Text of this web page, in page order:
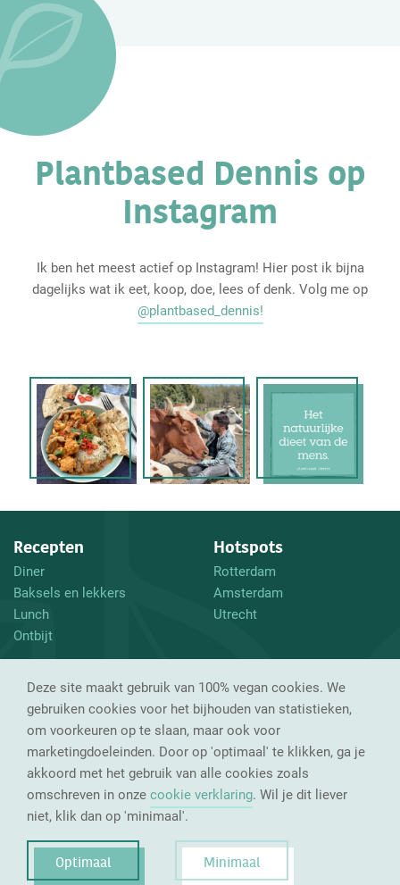
Deze site maakt gebruik van 100% vegan cookies. We
gebruiken cookies voor het bijhouden van statistieken,
om voorkeuren op te slaan, maar ook voor
marketingdoeleinden. Door op 'optimaal' te klikken, ga je
akkoord met het gebruik van alle cookies zoals
omschreven in onze cookie verklaring. Wil je dit liever
niet, klik dan op 'minimaal'.
Optimaal Minimaal
Plantbased Dennis op
Instagram
Ik ben het meest actief op Instagram! Hier post ik bijna
dagelijks wat ik eet, koop, doe, lees of denk. Volg me op
@plantbased_dennis!
Recepten
Diner
Baksels en lekkers
Lunch
Ontbijt
Hotspots
Rotterdam
Amsterdam
Utrecht
En verder
Waarom vegan?
Tips
Over mij
Contact
Volg mij
Instagram
Facebook
© 2026 Plantbased Dennis Privacy & cookies